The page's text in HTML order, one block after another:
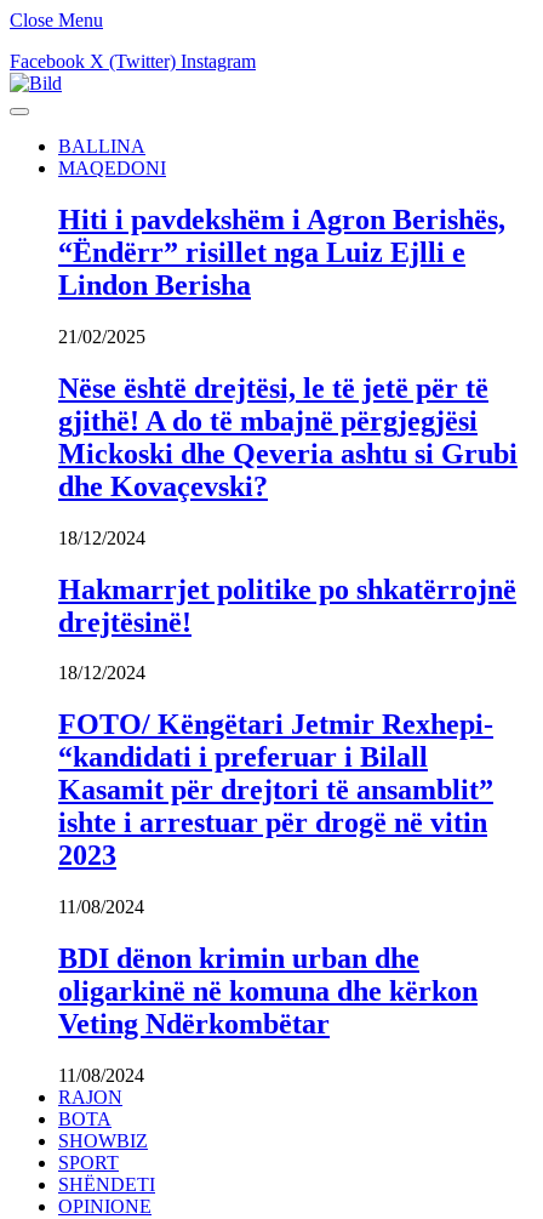
Close Menu
Facebook X (Twitter) Instagram
BALLINA
MAQEDONI
Hiti i pavdekshëm i Agron Berishës,
“Ëndërr” risillet nga Luiz Ejlli e
Lindon Berisha
21/02/2025
Nëse është drejtësi, le të jetë për të
gjithë! A do të mbajnë përgjegjësi
Mickoski dhe Qeveria ashtu si Grubi
dhe Kovaçevski?
18/12/2024
Hakmarrjet politike po shkatërrojnë
drejtësinë!
18/12/2024
FOTO/ Këngëtari Jetmir Rexhepi-
“kandidati i preferuar i Bilall
Kasamit për drejtori të ansamblit”
ishte i arrestuar për drogë në vitin
2023
11/08/2024
BDI dënon krimin urban dhe
oligarkinë në komuna dhe kërkon
Veting Ndërkombëtar
11/08/2024
RAJON
BOTA
SHOWBIZ
SPORT
SHËNDETI
OPINIONE